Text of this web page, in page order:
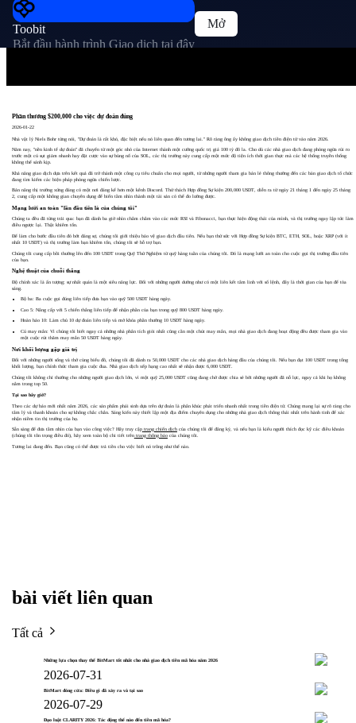
Toobit
Bắt đầu hành trình Giao dịch tại đây
Mở
Phần thưởng $200,000 cho việc dự đoán đúng
2026-01-22
Nhà vật lý Niels Bohr từng nói, "Dự đoán là rất khó, đặc biệt nếu nó liên quan đến tương lai." Rõ ràng ông ấy không giao dịch tiền điện tử vào năm 2026.
Năm nay, "nền kinh tế dự đoán" đã chuyển từ một góc nhỏ của Internet thành một cường quốc trị giá 100 tỷ đô la. Cho dù các nhà giao dịch đang phòng ngừa rủi ro
trước một cú sụt giảm nhanh hay đặt cược vào sự bùng nổ của SOL, các thị trường này cung cấp một mức độ tiện ích thời gian thực mà các hệ thống truyền thống
không thể sánh kịp.
Khả năng giao dịch dựa trên kết quả đã trở thành một công cụ tiêu chuẩn cho mọi người, từ những người tham gia bán lẻ thông thường đến các bàn giao dịch tổ chức
đang tìm kiếm các biện pháp phòng ngừa chiến lược.
Bản năng thị trường xứng đáng có một nơi đáng kể hơn một kênh Discord. Thử thách Hợp đồng Sự kiện 200,000 USDT, diễn ra từ ngày 21 tháng 1 đến ngày 25 tháng
2, cung cấp một không gian chuyên dụng để biến tầm nhìn thành một tài sản có thể đo lường được.
Mạng lưới an toàn "lần đầu tiên là của chúng tôi"
Chúng ta đều đã từng trải qua: bạn đã dành ba giờ nhìn chằm chằm vào các mức RSI và Fibonacci, bạn thực hiện động thái của mình, và thị trường ngay lập tức làm
điều ngược lại. Thật khiêm tốn.
Để làm cho bước đầu tiên đó bớt đáng sợ, chúng tôi giới thiệu bảo vệ giao dịch đầu tiên. Nếu bạn thử sức với Hợp đồng Sự kiện BTC, ETH, SOL, hoặc XRP (với ít
nhất 10 USDT) và thị trường làm bạn khiêm tốn, chúng tôi sẽ hỗ trợ bạn.
Chúng tôi cung cấp bồi thường lên đến 100 USDT trong Quỹ Thử Nghiệm từ quỹ hàng tuần của chúng tôi. Đó là mạng lưới an toàn cho cuộc gọi thị trường đầu tiên
của bạn.
Nghệ thuật của chuỗi thắng
Độ chính xác là ấn tượng; sự nhất quán là một siêu năng lực. Đối với những người dường như có một liên kết tâm linh với sổ lệnh, đây là thời gian của bạn để tỏa
sáng.
Bộ ba: Ba cuộc gọi đúng liên tiếp đưa bạn vào quỹ 500 USDT hàng ngày.
Cao 5: Nâng cấp với 5 chiến thắng liên tiếp để nhận phần của bạn trong quỹ 800 USDT hàng ngày.
Hoàn hảo 10: Làm chủ 10 dự đoán liên tiếp và mở khóa phần thưởng 10 USDT hàng ngày.
Cú may mắn: Vì chúng tôi biết ngay cả những nhà phân tích giỏi nhất cũng cần một chút may mắn, mọi nhà giao dịch đang hoạt động đều được tham gia vào
một cuộc rút thăm may mắn 50 USDT hàng ngày.
Nơi khối lượng gặp giá trị
Đối với những người sống và thở cùng biểu đồ, chúng tôi đã dành ra 50,000 USDT cho các nhà giao dịch hàng đầu của chúng tôi. Nếu bạn đạt 100 USDT trong tổng
khối lượng, bạn chính thức tham gia cuộc đua. Nhà giao dịch xếp hạng cao nhất sẽ nhận được 6,000 USDT.
Chúng tôi không chỉ thưởng cho những người giao dịch lớn, vì một quỹ 25,000 USDT cũng đang chờ được chia sẻ bởi những người đã nỗ lực, ngay cả khi họ không
nằm trong top 50.
Tại sao bây giờ?
Theo các dự báo mới nhất năm 2026, các sản phẩm phái sinh dựa trên dự đoán là phân khúc phát triển nhanh nhất trong tiền điện tử. Chúng mang lại sự rõ ràng cho
tâm lý và thanh khoản cho sự không chắc chắn. Sáng kiến này thiết lập một địa điểm chuyên dụng cho những nhà giao dịch thông thái nhất trên hành tinh để xác
nhận niềm tin thị trường của họ.
Sẵn sàng để đưa tầm nhìn của bạn vào công việc? Hãy truy cập trang chiến dịchcủa chúng tôi để đăng ký, và nếu bạn là kiểu người thích đọc kỹ các điều khoản
(chúng tôi tôn trọng điều đó), hãy xem toàn bộ chi tiết trên trang thông báocủa chúng tôi.
Tương lai đang đến. Bạn cũng có thể được trả tiền cho việc biết nó trông như thế nào.
bài viết liên quan
Tất cả
Những lựa chọn thay thế BitMart tốt nhất cho nhà giao dịch tiền mã hóa năm 2026
2026-07-31
BitMart đóng cửa: Điều gì đã xảy ra và tại sao
2026-07-29
Đạo luật CLARITY 2026: Tác động thế nào đến tiền mã hóa?